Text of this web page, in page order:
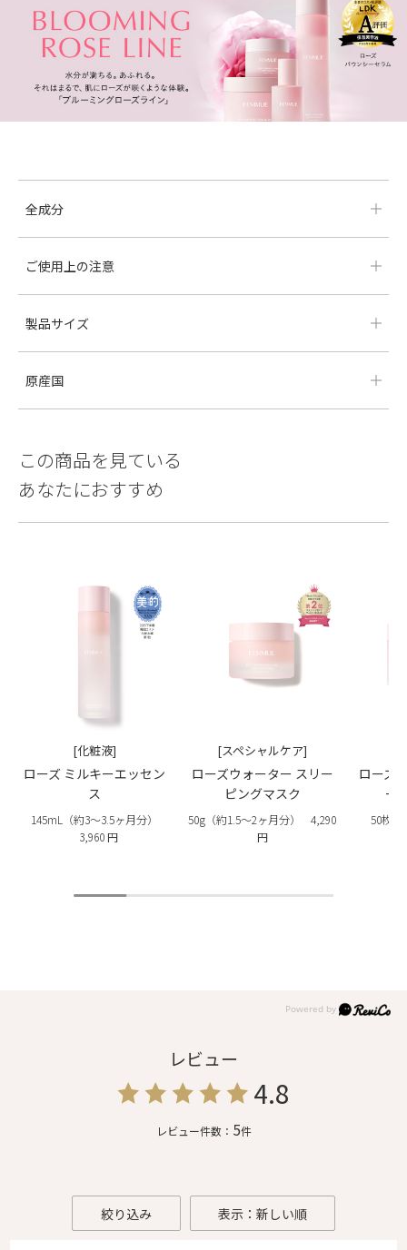
全成分
ご使用上の注意
製品サイズ
原産国
この商品を見ている
あなたにおすすめ
[化粧液]
ローズ ミルキーエッセン
ス
145mL（約3〜3.5ヶ月分）
3,960 円
[スペシャルケア]
ローズウォーター スリー
ピングマスク
50g（約1.5〜2ヶ月分）
4,290
円
ローズ
ー
50枚入
レビュー
4.8
レビュー件数： 5件
絞り込み 表示：新しい順